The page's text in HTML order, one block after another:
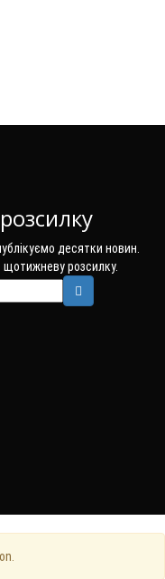
десятки новин.
розсилку.